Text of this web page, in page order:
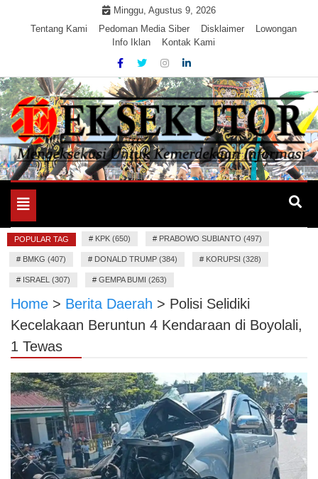
Minggu, Agustus 9, 2026
Tentang Kami
Pedoman Media Siber Disklaimer
Lowongan
Info Iklan
Kontak Kami
EKSEKUTOR
Mengeksekusi Berita Untuk Kemerdekaan dan Keadilan
Toggle
navigation
POPULAR TAG # KPK (650) # PRABOWO SUBIANTO (497)
# BMKG (407) # DONALD TRUMP (384) # KORUPSI (328)
# ISRAEL (307) # GEMPA BUMI (263)
Home > Berita Daerah > Polisi Selidiki
Kecelakaan Beruntun 4 Kendaraan di Boyolali,
1 Tewas